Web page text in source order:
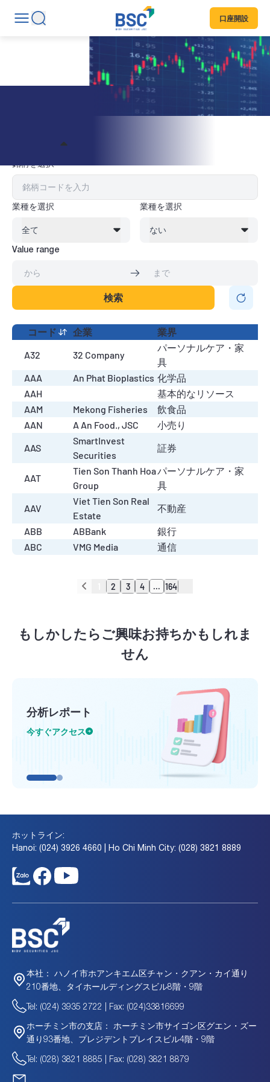
口座開設
銘柄を選択
業種を選択
全て
業種を選択
ない
Value range
検索
コード 企業
業界
A32
32 Company
パーソナルケア・家
具
AAA
An Phat Bioplastics 化学品
AAH
基本的なリソース
AAM
Mekong Fisheries
飲食品
AAN
A An Food., JSC
小売り
AAS
SmartInvest
Securities
証券
AAT
Tien Son Thanh Hoa
Group
パーソナルケア・家
具
AAV
Viet Tien Son Real
Estate
不動産
ABB
ABBank
銀行
ABC
VMG Media 通信
2 3 4 ... 164
もしかしたらご興味お持ちかもしれま
せん
分析レポート
今すぐアクセス
ホットライン:
Hanoi: (024) 3926 4660 | Ho Chi Minh City: (028) 3821 8889
本社：
ハノイ市ホアンキエム区チャン・クアン・カイ通り
210番地、タイホールディングスビル8階・9階
Tel: (024) 3935 2722 | Fax: (024)33816699
ホーチミン市の支店：
ホーチミン市サイゴン区グエン・ズー
通り93番地、プレジデントプレイスビル4階・9階
Tel: (028) 3821 8885 | Fax: (028) 3821 8879